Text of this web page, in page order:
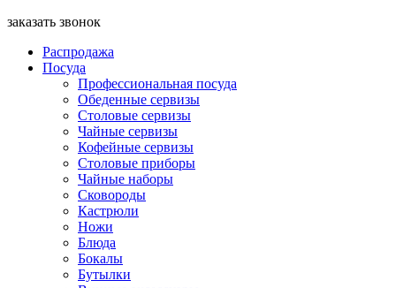
заказать звонок
Распродажа
Посуда
Профессиональная посуда
Обеденные сервизы
Столовые сервизы
Чайные сервизы
Кофейные сервизы
Столовые приборы
Чайные наборы
Сковороды
Кастрюли
Ножи
Блюда
Бокалы
Бутылки